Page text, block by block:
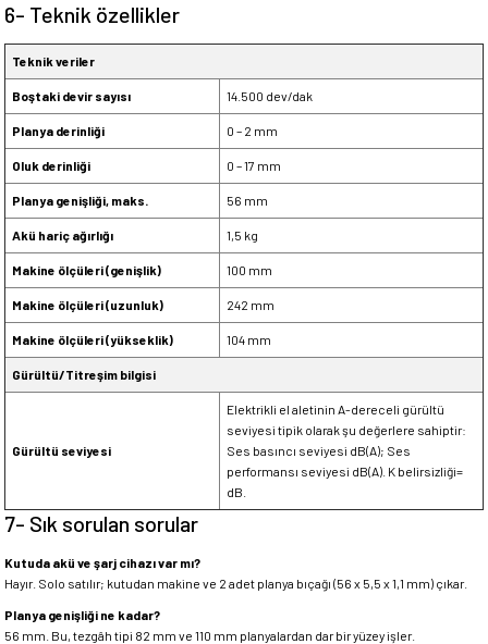
6- Teknik özellikler
Teknik veriler
Boştaki devir sayısı 14.500 dev/dak
Planya derinliği 0 – 2 mm
Oluk derinliği 0 – 17 mm
Planya genişliği, maks. 56 mm
Akü hariç ağırlığı 1,5 kg
Makine ölçüleri (genişlik) 100 mm
Makine ölçüleri (uzunluk) 242 mm
Makine ölçüleri (yükseklik) 104 mm
Gürültü/Titreşim bilgisi
Gürültü seviyesi
Elektrikli el aletinin A-dereceli gürültü
seviyesi tipik olarak şu değerlere sahiptir:
Ses basıncı seviyesi dB(A); Ses
performansı seviyesi dB(A). K belirsizliği=
dB.
7- Sık sorulan sorular
Kutuda akü ve şarj cihazı var mı?
Hayır. Solo satılır; kutudan makine ve 2 adet planya bıçağı (56 x 5,5 x 1,1 mm) çıkar.
Planya genişliği ne kadar?
56 mm. Bu, tezgâh tipi 82 mm ve 110 mm planyalardan dar bir yüzey işler.